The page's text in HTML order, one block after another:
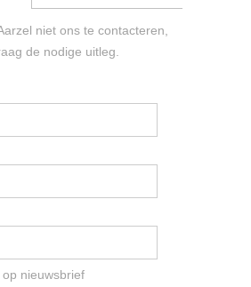
niet ons te contacteren,
de nodige uitleg.
nieuwsbrief